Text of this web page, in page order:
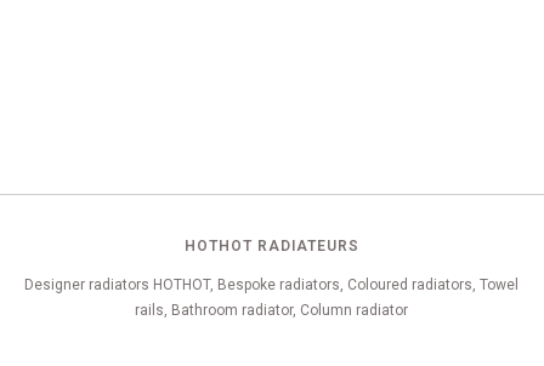
HOTHOT RADIATEURS
Designer radiators HOTHOT, Bespoke radiators, Coloured radiators, Towel
rails, Bathroom radiator, Column radiator